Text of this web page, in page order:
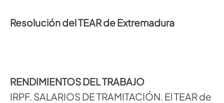
Resolución del TEAR de Extremadura
RENDIMIENTOS DEL TRABAJO
IRPF. SALARIOS DE TRAMITACIÓN. El TEAR de